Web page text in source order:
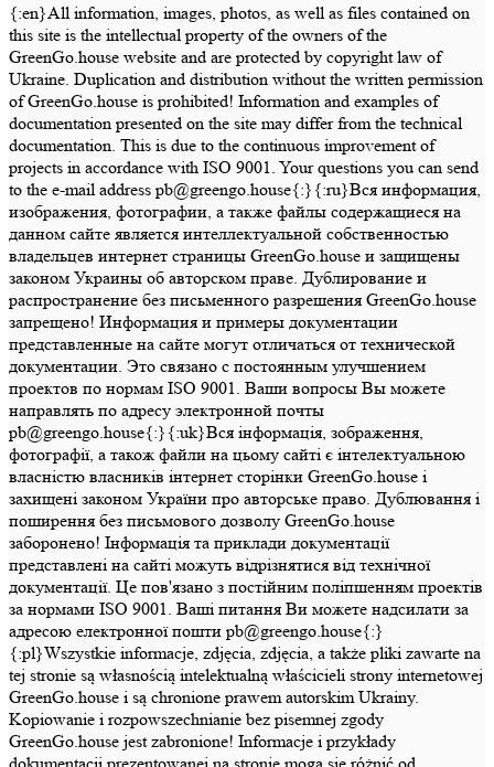
{:en}All information, images, photos, as well as files contained on
this site is the intellectual property of the owners of the
GreenGo.house website and are protected by copyright law of
Ukraine. Duplication and distribution without the written permission
of GreenGo.house is prohibited! Information and examples of
documentation presented on the site may differ from the technical
documentation. This is due to the continuous improvement of
projects in accordance with ISO 9001. Your questions you can send
to the e-mail address pb@greengo.house{:}{:ru}Вся информация,
изображения, фотографии, а также файлы содержащиеся на
данном сайте является интеллектуальной собственностью
владельцев интернет страницы GreenGo.house и защищены
законом Украины об авторском праве. Дублирование и
распространение без письменного разрешения GreenGo.house
запрещено! Информация и примеры документации
представленные на сайте могут отличаться от технической
документации. Это связано с постоянным улучшением
проектов по нормам ISO 9001. Ваши вопросы Вы можете
направлять по адресу электронной почты
pb@greengo.house{:}{:uk}Вся інформація, зображення,
фотографії, а також файли на цьому сайті є інтелектуальною
власністю власників інтернет сторінки GreenGo.house і
захищені законом України про авторське право. Дублювання і
поширення без письмового дозволу GreenGo.house
заборонено! Інформація та приклади документації
представлені на сайті можуть відрізнятися від технічної
документації. Це пов'язано з постійним поліпшенням проектів
за нормами ISO 9001. Ваші питання Ви можете надсилати за
адресою електронної пошти pb@greengo.house{:}
{:pl}Wszystkie informacje, zdjęcia, zdjęcia, a także pliki zawarte na
tej stronie są własnością intelektualną właścicieli strony internetowej
GreenGo.house i są chronione prawem autorskim Ukrainy.
Kopiowanie i rozpowszechnianie bez pisemnej zgody
GreenGo.house jest zabronione! Informacje i przykłady
dokumentacji prezentowanej na stronie mogą się różnić od